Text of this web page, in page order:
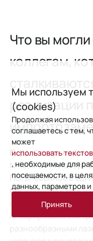
Что вы
коллегам,
реализации
П. Ш.:Согласно
№1236 от 16 ноября
ПО, внесенное в
могу просто взять и
офисный продукт.
игнорировать эти
Мы используем
(cookies)
Продолжая
соглашаетесь с тем,
может
использовать
, необходимые для
посещаемости, в
данных, параметров
Принять